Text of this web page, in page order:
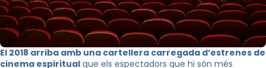
El 2018 arriba amb una cartellera carregada d’estrenes de
cinema espiritual que els espectadors que hi són més